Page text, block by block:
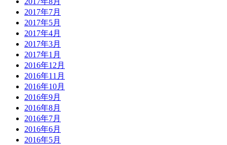
2017年7月
2017年5月
2017年4月
2017年3月
2017年1月
2016年12月
2016年11月
2016年10月
2016年9月
2016年8月
2016年7月
2016年6月
2016年5月